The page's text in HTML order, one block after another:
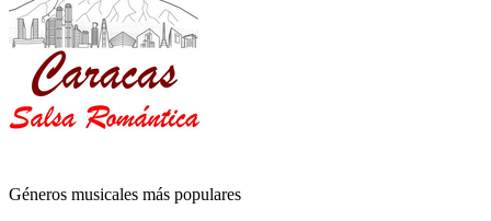
Géneros musicales más populares